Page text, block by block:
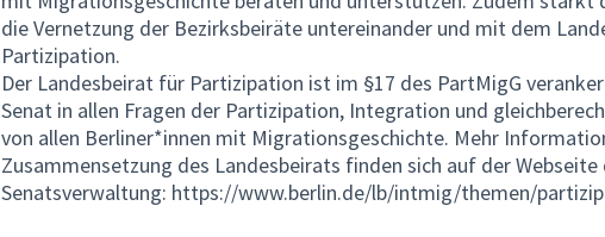
die Vernetzung der Bezirksbeiräte untereinander und mit dem
Partizipation.
Der Landesbeirat für Partizipation ist im §17 des PartMigG
Senat in allen Fragen der Partizipation, Integration und
von allen Berliner*innen mit Migrationsgeschichte. Mehr
Zusammensetzung des Landesbeirats finden sich auf der Webseite
Senatsverwaltung: https://www.berlin.de/lb/intmig/themen/